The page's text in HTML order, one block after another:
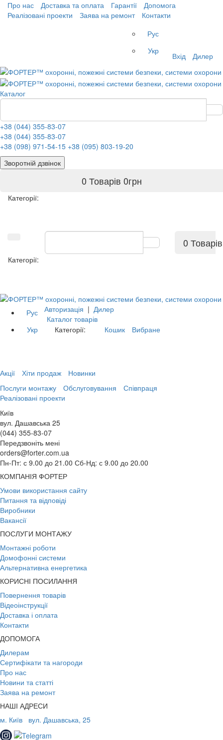
Про нас Доставка та оплата Гарантії
Допомога
Реалізовані проекти
Заява на ремонт
Контакти
Рус
Укр
Вхід Дилер
Каталог
+38 (044) 355-83-07
+38 (044) 355-83-07
+38 (098) 971-54-15 +38 (095) 803-19-20
Зворотній дзвінок
0 Товарів 0грн
Категорії:
0 Товарів
Категорії:
Рус
Укр
Авторизація | Дилер
Каталог товарів
Категорії:
Кошик Вибране
Акції Хіти продаж
Новинки
Послуги монтажу
Обслуговування
Співпраця
Реалізовані проекти
Київ
вул. Дашавська 25
(044) 355-83-07
Передзвоніть мені
orders@forter.com.ua
Пн-Пт: с 9.00 до 21.00 Сб-Нд: с 9.00 до 20.00
КОМПАНІЯ ФОРТЕР
Умови використання сайту
Питання та відповіді
Виробники
Вакансії
ПОСЛУГИ МОНТАЖУ
Монтажні роботи
Домофонні системи
Альтернативна енергетика
КОРИСНІ ПОСИЛАННЯ
Повернення товарів
Відеоінструкції
Доставка і оплата
Контакти
ДОПОМОГА
Дилерам
Сертифікати та нагороди
Про нас
Новини та статті
Заява на ремонт
НАШІ АДРЕСИ
м. Київ
вул. Дашавська, 25